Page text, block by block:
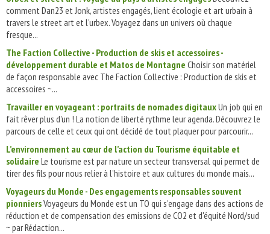
comment Dan23 et Jonk, artistes engagés, lient écologie et art urbain à
travers le street art et l'urbex. Voyagez dans un univers où chaque
fresque...
The Faction Collective - Production de skis et accessoires -
développement durable et Matos de Montagne Choisir son matériel
de façon responsable avec The Faction Collective : Production de skis et
accessoires ~...
Travailler en voyageant : portraits de nomades digitauxUn job qui en
fait rêver plus d'un ! La notion de liberté rythme leur agenda. Découvrez le
parcours de celle et ceux qui ont décidé de tout plaquer pour parcourir...
L’environnement au cœur de l’action du Tourisme équitable et
solidaire Le tourisme est par nature un secteur transversal qui permet de
tirer des fils pour nous relier à l’histoire et aux cultures du monde mais...
Voyageurs du Monde - Des engagements responsables souvent
pionniersVoyageurs du Monde est un TO qui s'engage dans des actions de
réduction et de compensation des emissions de CO2 et d'équité Nord/sud
~ par Rédaction...